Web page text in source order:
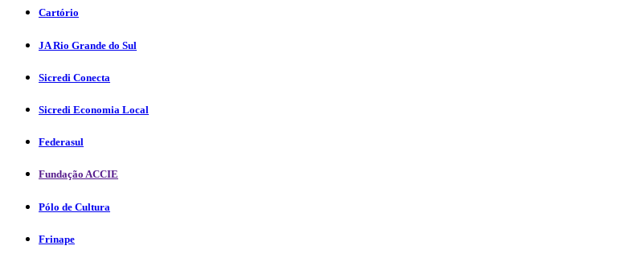
Cartório
JA Rio Grande do Sul
Sicredi Conecta
Sicredi Economia Local
Federasul
Fundação ACCIE
Pólo de Cultura
Frinape